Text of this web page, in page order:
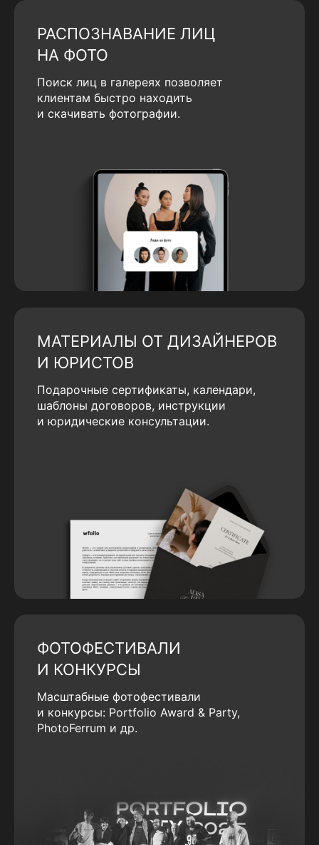
РАСПОЗНАВАНИЕ ЛИЦ
НА ФОТО
Поиск лиц в галереях позволяет
клиентам быстро находить
и скачивать фотографии.
МАТЕРИАЛЫ ОТ ДИЗАЙНЕРОВ
И ЮРИСТОВ
Подарочные сертификаты, календари,
шаблоны договоров, инструкции
и юридические консультации.
ФОТОФЕСТИВАЛИ
И КОНКУРСЫ
Масштабные фотофестивали
и конкурсы: Portfolio Award & Party,
PhotoFerrum и др.